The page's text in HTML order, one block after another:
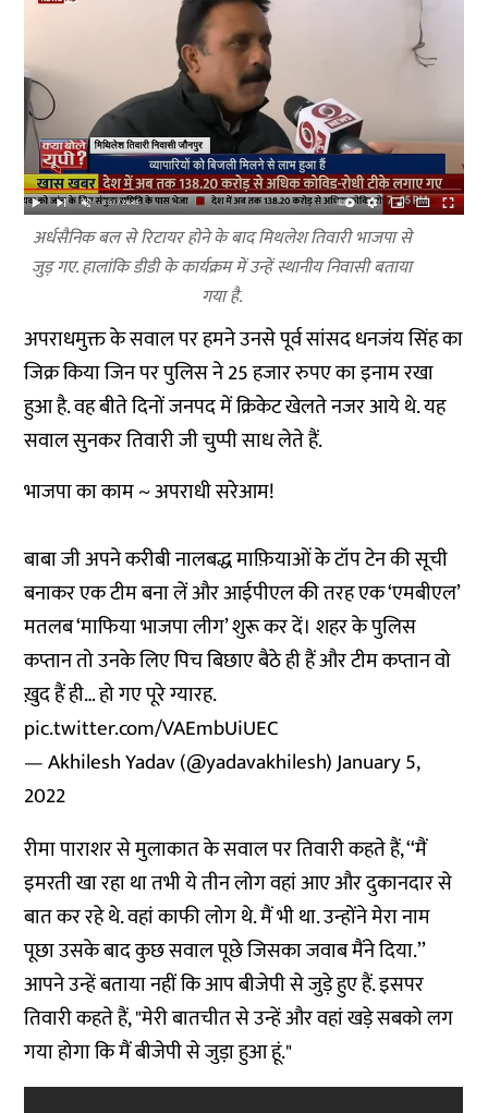
अर्धसैनिक बल से रिटायर होने के बाद मिथलेश तिवारी भाजपा से
जुड़ गए. हालांकि डीडी के कार्यक्रम में उन्हें स्थानीय निवासी बताया
गया है.
अपराधमुक्त के सवाल पर हमने उनसे पूर्व सांसद धनजंय सिंह का
जिक्र किया जिन पर पुलिस ने 25 हजार रुपए का इनाम रखा
हुआ है. वह बीते दिनों जनपद में क्रिकेट खेलते नजर आये थे. यह
सवाल सुनकर तिवारी जी चुप्पी साध लेते हैं.
भाजपा का काम ~ अपराधी सरेआम!
बाबा जी अपने करीबी नालबद्ध माफ़ियाओं के टॉप टेन की सूची
बनाकर एक टीम बना लें और आईपीएल की तरह एक ‘एमबीएल’
मतलब ‘माफिया भाजपा लीग’ शुरू कर दें। शहर के पुलिस
कप्तान तो उनके लिए पिच बिछाए बैठे ही हैं और टीम कप्तान वो
ख़ुद हैं ही… हो गए पूरे ग्यारह.
pic.twitter.com/VAEmbUiUEC
— Akhilesh Yadav (@yadavakhilesh)January 5,
2022
रीमा पाराशर से मुलाकात के सवाल पर तिवारी कहते हैं, ‘‘मैं
इमरती खा रहा था तभी ये तीन लोग वहां आए और दुकानदार से
बात कर रहे थे. वहां काफी लोग थे. मैं भी था. उन्होंने मेरा नाम
पूछा उसके बाद कुछ सवाल पूछे जिसका जवाब मैंने दिया.’’
आपने उन्हें बताया नहीं कि आप बीजेपी से जुड़े हुए हैं. इसपर
तिवारी कहते हैं, "मेरी बातचीत से उन्हें और वहां खड़े सबको लग
गया होगा कि मैं बीजेपी से जुड़ा हुआ हूं."